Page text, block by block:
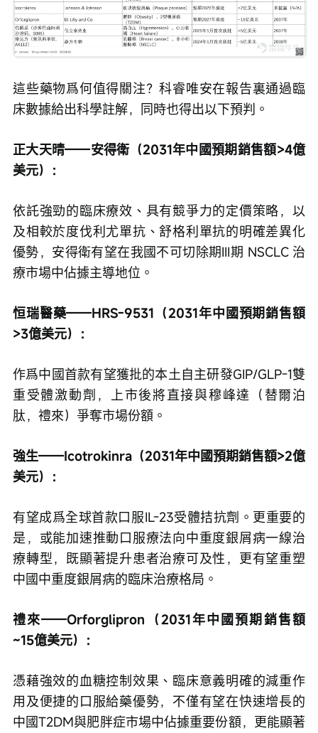
這些藥物爲何值得關注？科睿唯安在報告裏通過臨
床數據給出科學註解，同時也得出以下預判。
正大天晴——安得衛（2031年中國預期銷售額>4億
美元）：
依託強勁的臨床療效、具有競爭力的定價策略，以
及相較於度伐利尤單抗、舒格利單抗的明確差異化
優勢，安得衛有望在我國不可切除期III期 NSCLC 治
療市場中佔據主導地位。
恒瑞醫藥——HRS-9531（2031年中國預期銷售額
>3億美元）：
作爲中國首款有望獲批的本土自主研發GIP/GLP-1雙
重受體激動劑，上市後將直接與穆峰達（替爾泊
肽，禮來）爭奪市場份額。
強生——Icotrokinra（2031年中國預期銷售額>2億
美元）：
有望成爲全球首款口服IL-23受體拮抗劑。更重要的
是，或能加速推動口服療法向中重度銀屑病一線治
療轉型，既顯著提升患者治療可及性，更有望重塑
中國中重度銀屑病的臨床治療格局。
禮來——Orforglipron（2031年中國預期銷售額
~15億美元）：
憑藉強效的血糖控制效果、臨床意義明確的減重作
用及便捷的口服給藥優勢，不僅有望在快速增長的
中國T2DM與肥胖症市場中佔據重要份額，更能顯著